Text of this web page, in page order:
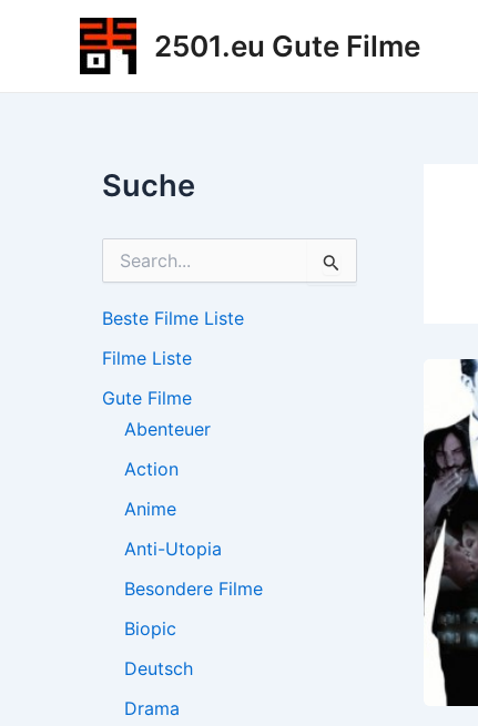
2501.eu Gute Filme
Suche
h
n
a
Beste Filme Liste
Filme Liste
Gute Filme
Abenteuer
Action
Anime
Anti-Utopia
Besondere Filme
Biopic
Deutsch
Drama